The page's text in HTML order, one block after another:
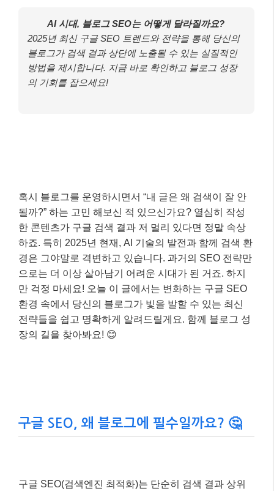
AI 시대, 블로그 SEO는 어떻게 달라질까요?
2025년 최신 구글 SEO 트렌드와 전략을 통해 당신의
블로그가 검색 결과 상단에 노출될 수 있는 실질적인
방법을 제시합니다. 지금 바로 확인하고 블로그 성장
의 기회를 잡으세요!
혹시 블로그를 운영하시면서 “내 글은 왜 검색이 잘 안
될까?” 하는 고민 해보신 적 있으신가요? 열심히 작성
한 콘텐츠가 구글 검색 결과 저 멀리 있다면 정말 속상
하죠. 특히 2025년 현재, AI 기술의 발전과 함께 검색 환
경은 그야말로 격변하고 있습니다. 과거의 SEO 전략만
으로는 더 이상 살아남기 어려운 시대가 된 거죠. 하지
만 걱정 마세요! 오늘 이 글에서는 변화하는 구글 SEO
환경 속에서 당신의 블로그가 빛을 발할 수 있는 최신
전략들을 쉽고 명확하게 알려드릴게요. 함께 블로그 성
장의 길을 찾아봐요! 😊
구글 SEO, 왜 블로그에 필수일까요? 🤔
구글 SEO(검색엔진 최적화)는 단순히 검색 결과 상위